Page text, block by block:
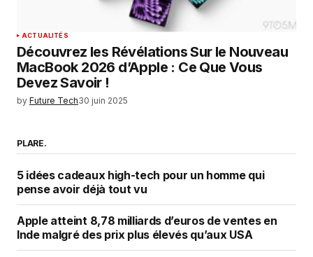
ACTUALITÉS
Découvrez les Révélations Sur le Nouveau
MacBook 2026 d’Apple : Ce Que Vous
Devez Savoir !
by Future Tech30 juin 2025
PLARE.
5 idées cadeaux high-tech pour un homme qui
pense avoir déjà tout vu
Apple atteint 8,78 milliards d’euros de ventes en
Inde malgré des prix plus élevés qu’aux USA